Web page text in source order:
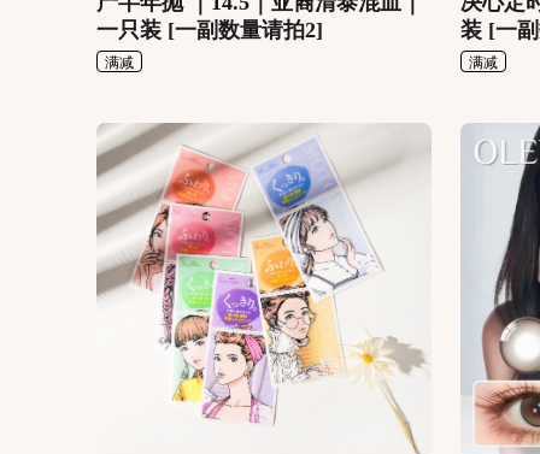
一只装 [一副数量请拍2]
满减
装 [一
满减